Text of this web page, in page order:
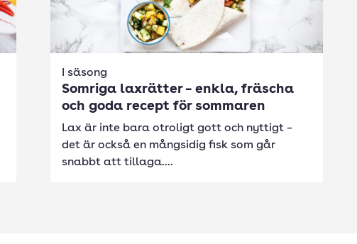
I säsong
Somriga laxrätter – enkla, fräscha
och goda recept för sommaren
Lax är inte bara otroligt gott och nyttigt –
det är också en mångsidig fisk som går
snabbt att tillaga....